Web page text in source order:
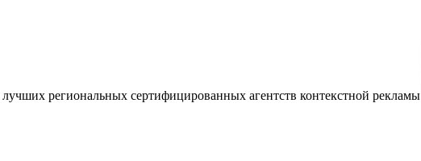
региональных сертифицированных агентств контекстной рекламы